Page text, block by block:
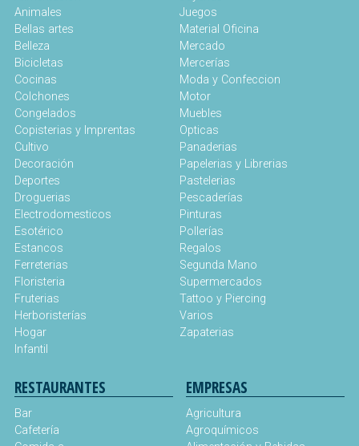
Animales
Bellas artes
Belleza
Bicicletas
Cocinas
Colchones
Congelados
Copisterias y Imprentas
Cultivo
Decoración
Deportes
Droguerias
Electrodomesticos
Esotérico
Estancos
Ferreterias
Floristeria
Fruterias
Herboristerías
Hogar
Infantil
Juegos
Material Oficina
Mercado
Mercerías
Moda y Confeccion
Motor
Muebles
Opticas
Panaderias
Papelerias y Librerias
Pastelerias
Pescaderías
Pinturas
Pollerías
Regalos
Segunda Mano
Supermercados
Tattoo y Piercing
Varios
Zapaterias
RESTAURANTES
Bar
Cafetería
EMPRESAS
Agricultura
Agroquímicos